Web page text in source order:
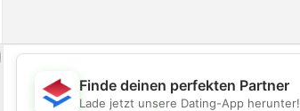
💖
Finde deinen perfekten Partner
Lade jetzt unsere Dating-App herunter!